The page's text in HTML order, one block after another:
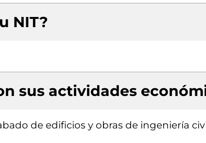
NIT?
sus actividades
de edificios y obras de ingeniería